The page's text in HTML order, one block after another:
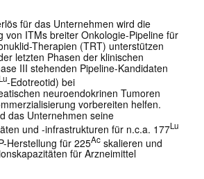
für das Unternehmen wird die
von ITMs breiter Onkologie-Pipeline für
Therapien (TRT) unterstützen
letzten Phasen der klinischen
III stehenden Pipeline-Kandidaten
-Edotreotid) bei
neuroendokrinen Tumoren
vorbereiten helfen.
das Unternehmen seine
und -infrastrukturen für n.c.a. 177Lu
Herstellung für 225Acskalieren und
für Arzneimittel